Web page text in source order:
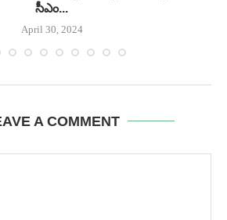
సీఎం...
April 30, 2024
A COMMENT